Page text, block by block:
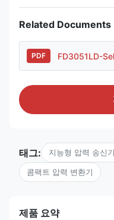
Related Documents
PDF FD3051LD-
태그: 지능형 압력 송신기
콤팩트 압력 변환기
제품 요약